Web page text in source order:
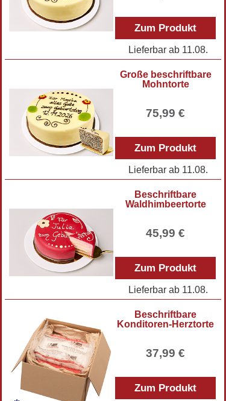
Zum Produkt
Lieferbar ab 11.08.
Große beschriftbare
Mohntorte
75,99 €
Zum Produkt
Lieferbar ab 11.08.
Beschriftbare
Waldhimbeertorte
45,99 €
Zum Produkt
Lieferbar ab 11.08.
Beschriftbare
Konditoren-Herztorte
37,99 €
Zum Produkt